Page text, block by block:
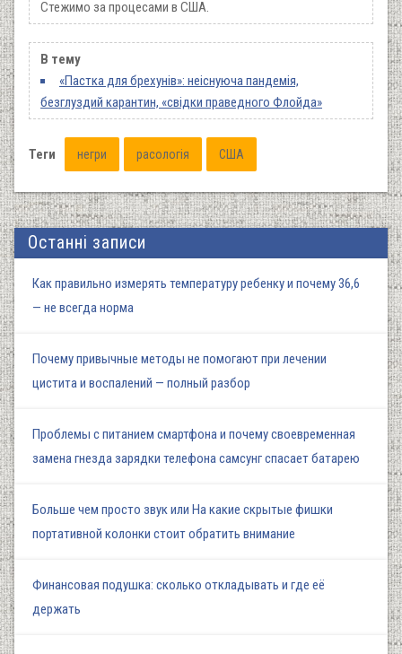
Стежимо за процесами в США.
В тему
«Пастка для брехунів»: неіснуюча пандемія,
безглуздий карантин, «свідки праведного Флойда»
Теги негри расологія США
Останні записи
Как правильно измерять температуру ребенку и почему 36,6
— не всегда норма
Почему привычные методы не помогают при лечении
цистита и воспалений — полный разбор
Проблемы с питанием смартфона и почему своевременная
замена гнезда зарядки телефона самсунг спасает батарею
Больше чем просто звук или На какие скрытые фишки
портативной колонки стоит обратить внимание
Финансовая подушка: сколько откладывать и где её
держать